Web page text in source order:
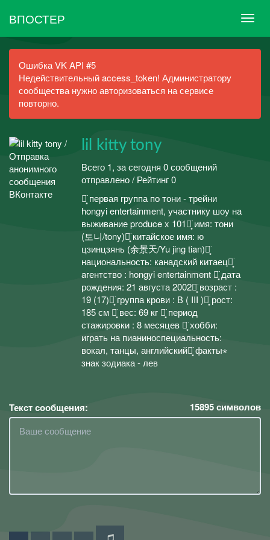
ВПОСТЕР
Ошибка VK API #5
Недействительный access_token! Администратору
сообщества нужно авторизоваться на сервисе
повторно.
lil kitty tony
Всего 1, за сегодня 0 сообщений
отправлено / Рейтинг 0
⋆͙̈ первая группа по тони - трейни
hongyi entertainment, участнику шоу на
выживание produce x 101⋆͙̈ имя: тони
(토니/tony)⋆͙̈ китайское имя: ю
цзинцзянь (余景天/Yu jing tian)⋆͙̈
национальность: канадский китаец⋆͙̈
aгентство : hongyi entertainment ⋆͙̈ дата
рождения: 21 августа 2002⋆͙̈ возраст :
19 (17)⋆͙̈ группа крови : В ( III )⋆͙̈ рост:
185 см ⋆͙̈ вес: 69 кг ⋆͙̈ период
стажировки : 8 месяцев ⋆͙̈ хобби:
играть на пианиноспециальность:
вокал, танцы, английский⋆͙̈ факты⋆
знак зодиака - лев
Текст сообщения: 15895символов